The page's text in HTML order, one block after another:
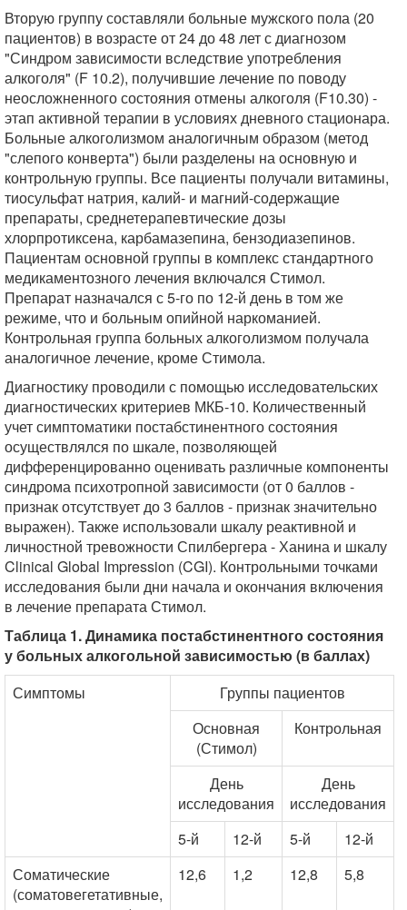
Вторую группу составляли больные мужского пола (20
пациентов) в возрасте от 24 до 48 лет с диагнозом
"Синдром зависимости вследствие употребления
алкоголя" (F 10.2), получившие лечение по поводу
неосложненного состояния отмены алкоголя (F10.30) -
этап активной терапии в условиях дневного стационара.
Больные алкоголизмом аналогичным образом (метод
"слепого конверта") были разделены на основную и
контрольную группы. Все пациенты получали витамины,
тиосульфат натрия, калий- и магний-содержащие
препараты, среднетерапевтические дозы
хлорпротиксена, карбамазепина, бензодиазепинов.
Пациентам основной группы в комплекс стандартного
медикаментозного лечения включался Стимол.
Препарат назначался с 5-го по 12-й день в том же
режиме, что и больным опийной наркоманией.
Контрольная группа больных алкоголизмом получала
аналогичное лечение, кроме Стимола.
Диагностику проводили с помощью исследовательских
диагностических критериев МКБ-10. Количественный
учет симптоматики постабстинентного состояния
осуществлялся по шкале, позволяющей
дифференцированно оценивать различные компоненты
синдрома психотропной зависимости (от 0 баллов -
признак отсутствует до 3 баллов - признак значительно
выражен). Также использовали шкалу реактивной и
личностной тревожности Спилбергера - Ханина и шкалу
Clinical Global Impression (CGI). Контрольными точками
исследования были дни начала и окончания включения
в лечение препарата Стимол.
Таблица 1. Динамика постабстинентного состояния
у больных алкогольной зависимостью (в баллах)
Симптомы
Группы пациентов
Основная
(Стимол)
Контрольная
День
исследования
День
исследования
5-й
12-й 5-й
12-й
Соматические
(соматовегетативные,
12,6 1,2 12,8 5,8